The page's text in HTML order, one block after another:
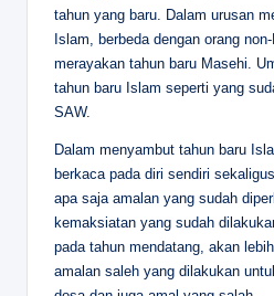
tahun yang baru. Dalam urusan
Islam, berbeda dengan orang
merayakan tahun baru Masehi.
tahun baru Islam seperti yang
SAW.
Dalam menyambut tahun baru
berkaca pada diri sendiri
apa saja amalan yang sudah
kemaksiatan yang sudah
pada tahun mendatang, akan
amalan saleh yang dilakukan